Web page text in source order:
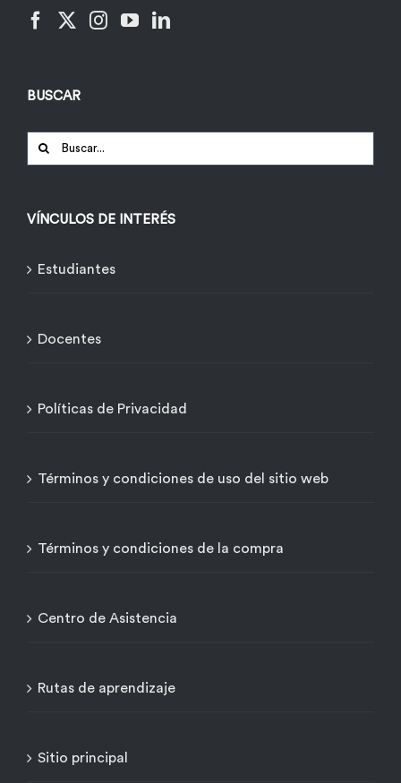
BUSCAR
Buscar:
VÍNCULOS DE INTERÉS
Estudiantes
Docentes
Políticas de Privacidad
Términos y condiciones de uso del sitio web
Términos y condiciones de la compra
Centro de Asistencia
Rutas de aprendizaje
Sitio principal